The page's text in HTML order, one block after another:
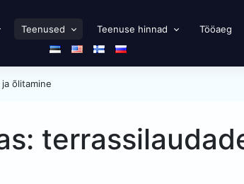
Teenused Teenuse hinnad Tööaeg
õlitamine